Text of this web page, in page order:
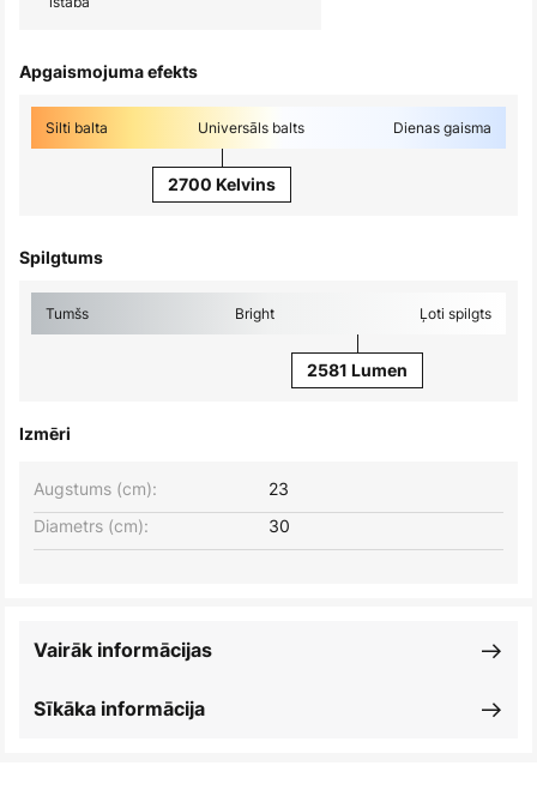
Apgaismojuma efekts
Silti balta Universāls balts Dienas gaisma
2700 Kelvins
Spilgtums
Tumšs Bright Ļoti spilgts
2581 Lumen
Izmēri
Augstums (cm):
23
Diametrs (cm):
30
Sīkāka informācija
Vairāk informācijas